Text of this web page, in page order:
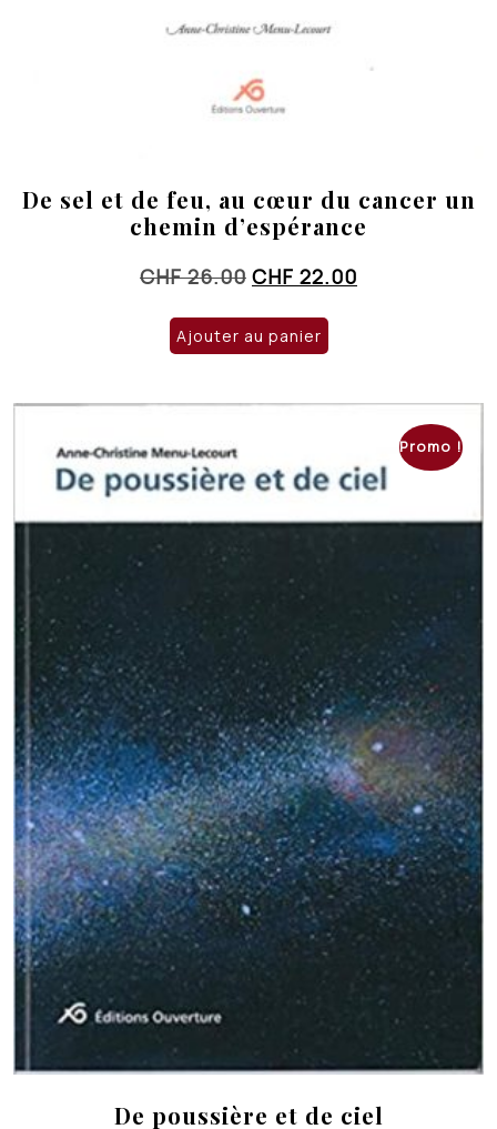
De sel et de feu, au cœur du cancer un
chemin d’espérance
CHF26.00 Le
initial
CHF 22.00
Ajouter au panier
Promo !
De poussière et de ciel